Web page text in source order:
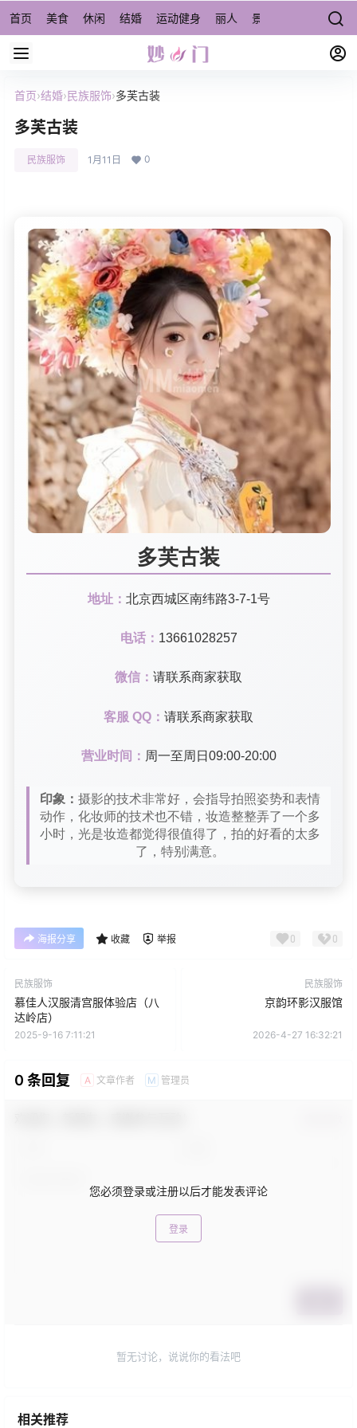
首页 美食 休闲 结婚 运动健身 丽人 景点/周边游 宠物
首页›结婚›民族服饰›多芙古装
多芙古装
民族服饰 1月11日 0
多芙古装
地址： 北京西城区南纬路3-7-1号
电话： 13661028257
微信： 请联系商家获取
客服 QQ： 请联系商家获取
营业时间： 周一至周日09:00-20:00
印象： 摄影的技术非常好，会指导拍照姿势和表情
动作，化妆师的技术也不错，妆造整整弄了一个多
小时，光是妆造都觉得很值得了，拍的好看的太多
了，特别满意。
海报分享 收藏 举报 0 0
民族服饰
慕佳人汉服清宫服体验店（八
达岭店）
2025-9-16 7:11:21
民族服饰
京韵环影汉服馆
2026-4-27 16:32:21
0 条回复 A 文章作者 M 管理员
您必须登录或注册以后才能发表评论
登录
暂无讨论，说说你的看法吧
相关推荐